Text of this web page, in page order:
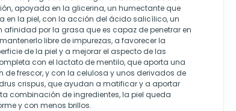
apoyada en la glicerina, un humectante que
en la piel, con la acción del ácido salicílico, un
por la grasa que es capaz de penetrar en
libre de impurezas, a favorecer la
de la piel y a mejorar el aspecto de las
con el lactato de mentilo, que aporta una
frescor, y con la celulosa y unos derivados de
crispus, que ayudan a matificar y a aportar
combinación de ingredientes, la piel queda
y con menos brillos.